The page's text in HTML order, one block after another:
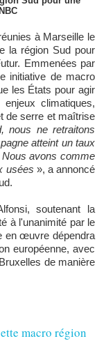
la région Sud pour
Emmenées par
initiative de macro
les États pour agir
climatiques,
de serre et maîtrise
nous ne retraitons
atteint un taux
avons comme
usées », a annoncé
soutenant la
à l'unanimité par le
en œuvre dépendra
européenne, avec
de manière
macro région